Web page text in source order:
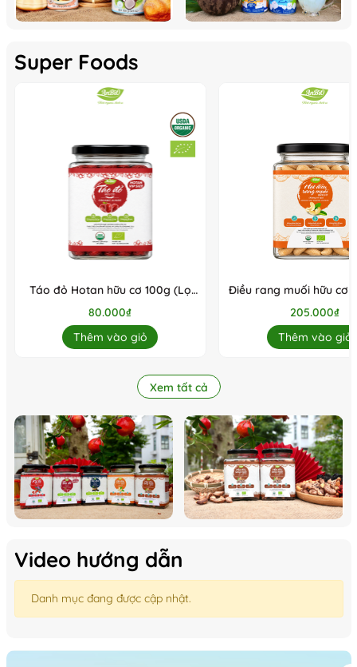
Super Foods
Táo đỏ Hotan hữu cơ 100g (Lọ
thủy tinh) (lọ)
80.000₫
Thêm vào giỏ
Điều rang muối hữu cơ
200g (Lọ thủy
205.000₫
Thêm vào giỏ
Xem tất cả
Video hướng dẫn
Danh mục đang được cập nhật.